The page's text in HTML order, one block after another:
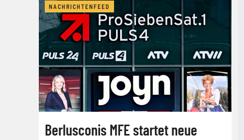
NACHRICHTENFEED
Berlusconis MFE startet neue